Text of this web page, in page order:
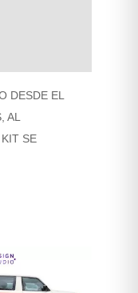
DESDE EL
AL
SE